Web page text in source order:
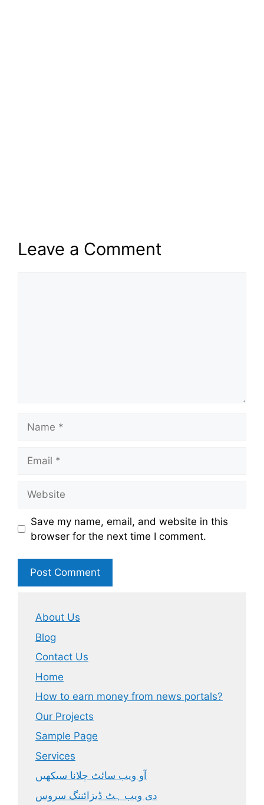
Leave a Comment
Save my name, email, and website in this
browser for the next time I comment.
About Us
Blog
Contact Us
Home
How to earn money from news portals?
Our Projects
Sample Page
Services
آو ویب سائٹ چلانا سیکھیں
دی ویب ہٹ ڈیزائننگ سروس